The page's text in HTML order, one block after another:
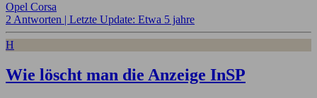
Opel Corsa
2 Antworten | Letzte Update: Etwa 5 jahre
H
Wie löscht man die Anzeige InSP